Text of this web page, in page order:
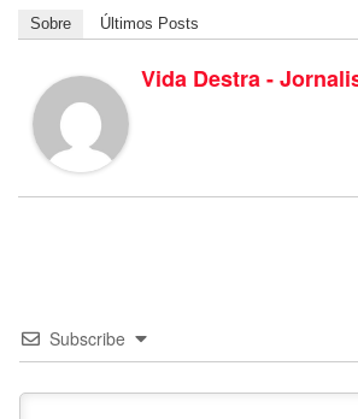
Sobre Últimos Posts
Vida Destra -
Subscribe